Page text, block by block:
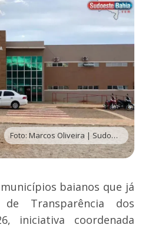
Foto: Marcos Oliveira | Sudoeste Bahia
baianos que já
Transparência dos
iniciativa coordenada